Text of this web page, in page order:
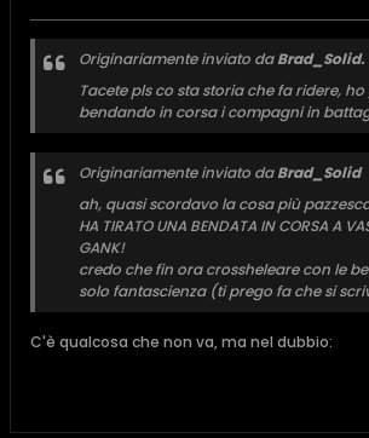
Originariamente inviato daBrad_Solid.
Tacete pls co sta storia che fa ridere,
bendando in corsa i compagni in
Originariamente inviato daBrad_Solid
ah, quasi scordavo la cosa più pazzesca:
HA TIRATO UNA BENDATA IN CORSA A
GANK!
credo che fin ora crossheleare con le
solo fantascienza (ti prego fa che si
C'è qualcosa che non va, ma nel dubbio: